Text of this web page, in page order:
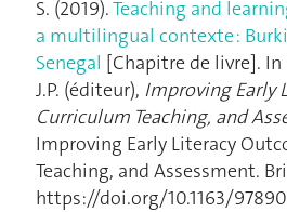
S. (2019).Teaching and
a multilingual contexte :
Senegal [Chapitre de livre]. In
J.P. (éditeur), Improving Early
Curriculum Teaching, and
Improving Early Literacy
Teaching, and Assessment.
https://doi.org/10.1163/